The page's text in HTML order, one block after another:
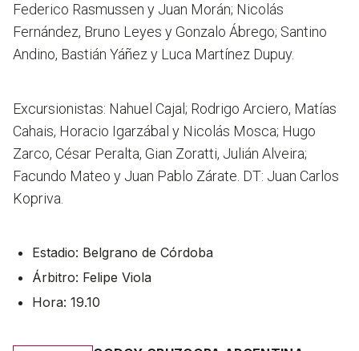
Federico Rasmussen y Juan Morán; Nicolás
Fernández, Bruno Leyes y Gonzalo Ábrego; Santino
Andino, Bastián Yáñez y Luca Martínez Dupuy.
Excursionistas: Nahuel Cajal; Rodrigo Arciero, Matías
Cahais, Horacio Igarzábal y Nicolás Mosca; Hugo
Zarco, César Peralta, Gian Zoratti, Julián Alveira;
Facundo Mateo y Juan Pablo Zárate. DT: Juan Carlos
Kopriva.
Estadio: Belgrano de Córdoba
Árbitro: Felipe Viola
Hora: 19.10